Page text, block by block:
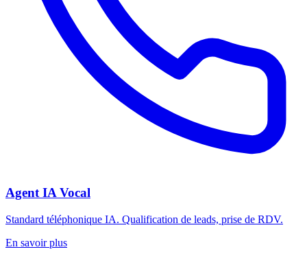
Agent IA Vocal
Standard téléphonique IA. Qualification de leads, prise de RDV.
En savoir plus